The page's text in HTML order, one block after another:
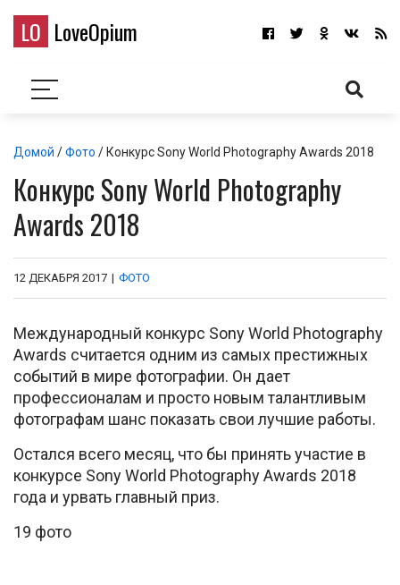
LO LoveOpium
Домой /Фото / Конкурс Sony World Photography Awards 2018
Конкурс Sony World Photography
Awards 2018
12 ДЕКАБРЯ 2017 | ФОТО
Международный конкурс Sony World Photography
Awards считается одним из самых престижных
событий в мире фотографии. Он дает
профессионалам и просто новым талантливым
фотографам шанс показать свои лучшие работы.
Остался всего месяц, что бы принять участие в
конкурсе Sony World Photography Awards 2018
года и урвать главный приз.
19 фото